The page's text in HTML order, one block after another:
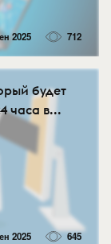
2025 712
будет
часа в...
2025 645